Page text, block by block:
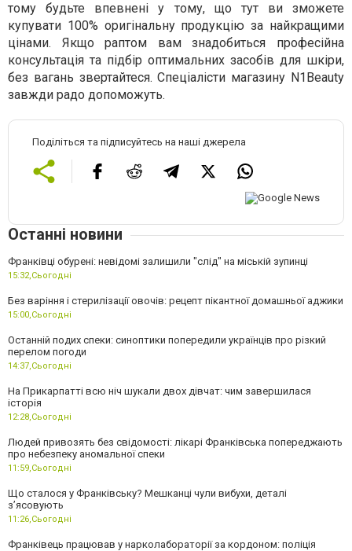
тому будьте впевнені у тому, що тут ви зможете
купувати 100% оригінальну продукцію за найкращими
цінами. Якщо раптом вам знадобиться професійна
консультація та підбір оптимальних засобів для шкіри,
без вагань звертайтеся. Спеціалісти магазину N1Beauty
завжди радо допоможуть.
Поділіться та підписуйтесь на наші джерела
Останні новини
Франківці обурені: невідомі залишили "слід" на міській зупинці
15:32,Сьогодні
Без варіння і стерилізації овочів: рецепт пікантної домашньої аджики
15:00,Сьогодні
Останній подих спеки: синоптики попередили українців про різкий
перелом погоди
14:37,Сьогодні
На Прикарпатті всю ніч шукали двох дівчат: чим завершилася
історія
12:28,Сьогодні
Людей привозять без свідомості: лікарі Франківська попереджають
про небезпеку аномальної спеки
11:59,Сьогодні
Що сталося у Франківську? Мешканці чули вибухи, деталі
з’ясовують
11:26,Сьогодні
Франківець працював у нарколабораторії за кордоном: поліція